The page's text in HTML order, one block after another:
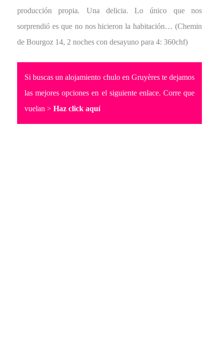
producción propia. Una delicia. Lo único que nos
sorprendió es que no nos hicieron la habitación… (Chemin
de Bourgoz 14, 2 noches con desayuno para 4: 360chf)
Si buscas un alojamiento chulo en Gruyères te dejamos
las mejores opciones en el siguiente enlace. Corre que
vuelan > Haz click aquí